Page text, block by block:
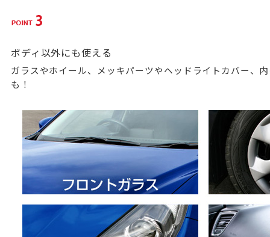
ボディ以外にも使える
ガラスやホイール、メッキパーツやヘッドライトカバー、
も！